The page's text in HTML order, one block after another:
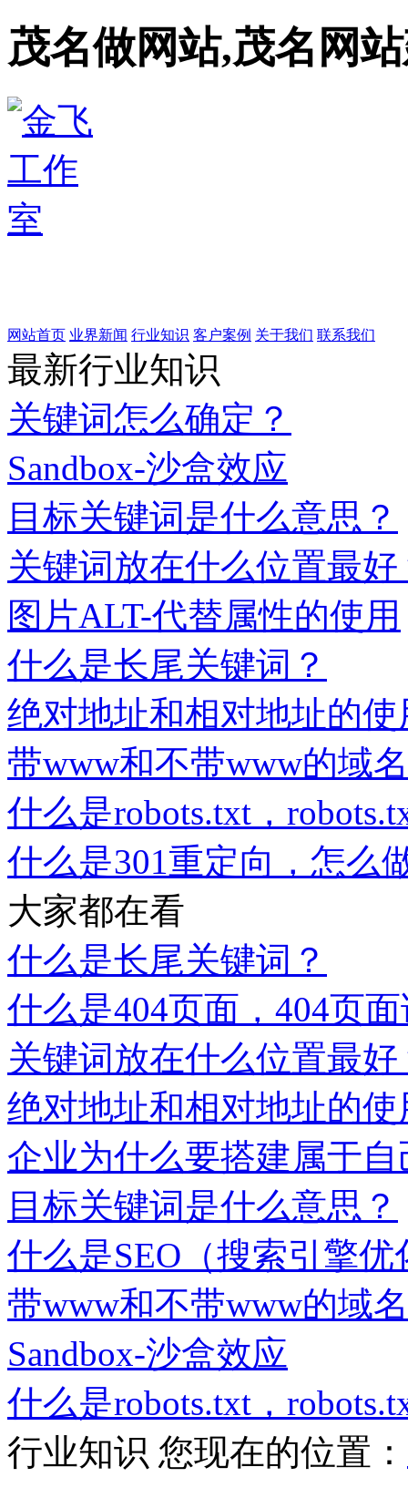
茂名做网站,茂名网
网站首页 业界新闻 行业知识 客户案例 关于我们 联系我们
最新行业知识
关键词怎么确定？
Sandbox-沙盒效应
目标关键词是什么意思？
关键词放在什么位置最好
图片ALT-代替属性的使用
什么是长尾关键词？
绝对地址和相对地址的使
带www和不带www的域
什么是robots.txt，
什么是301重定向，怎么
大家都在看
什么是长尾关键词？
什么是404页面，404页
关键词放在什么位置最好
绝对地址和相对地址的使
企业为什么要搭建属于
目标关键词是什么意思？
什么是SEO（搜索引擎优
带www和不带www的域
Sandbox-沙盒效应
什么是robots.txt，
行业知识 您现在的位置：